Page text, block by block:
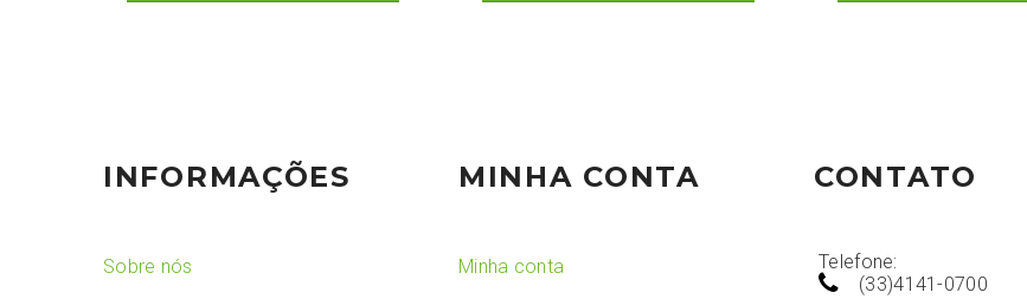
INFORMAÇÕES
Sobre nós
MINHA CONTA
Minha conta
CONTATO
Telefone:
(33)4141-0700